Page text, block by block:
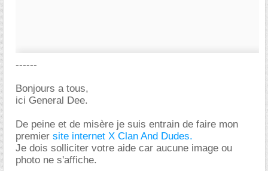
------
Bonjours a tous,
ici General Dee.
De peine et de misère je suis entrain de faire mon
premier site internet X Clan And Dudes.
Je dois solliciter votre aide car aucune image ou
photo ne s'affiche.